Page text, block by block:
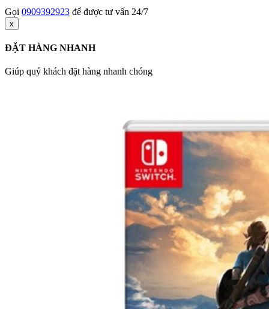
Gọi 0909392923 để được tư vấn 24/7
x
ĐẶT HÀNG NHANH
Giúp quý khách đặt hàng nhanh chóng